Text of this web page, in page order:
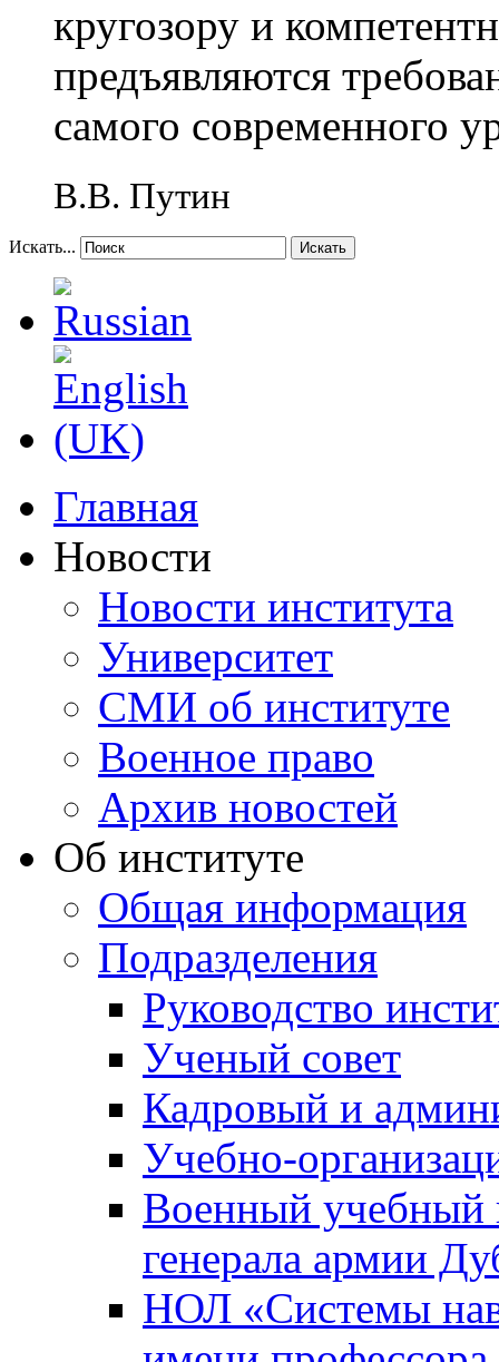
кругозору и
предъявляются
самого современного
В.В. Путин
Искать... Искать
Главная
Новости
Новости института
Университет
СМИ об институте
Военное право
Архив новостей
Об институте
Общая информация
Подразделения
Руководство
Ученый совет
Кадровый и
Учебно-
Военный учебный
генерала армии
НОЛ «Системы